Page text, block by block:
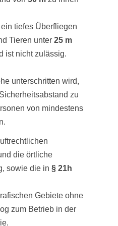
tiefes Überfliegen
Tieren unter 25 m
ist nicht zulässig.
unterschritten wird,
zu
von mindestens
die örtliche
sowie die in§ 21h
Gebiete ohne
zum Betrieb in der